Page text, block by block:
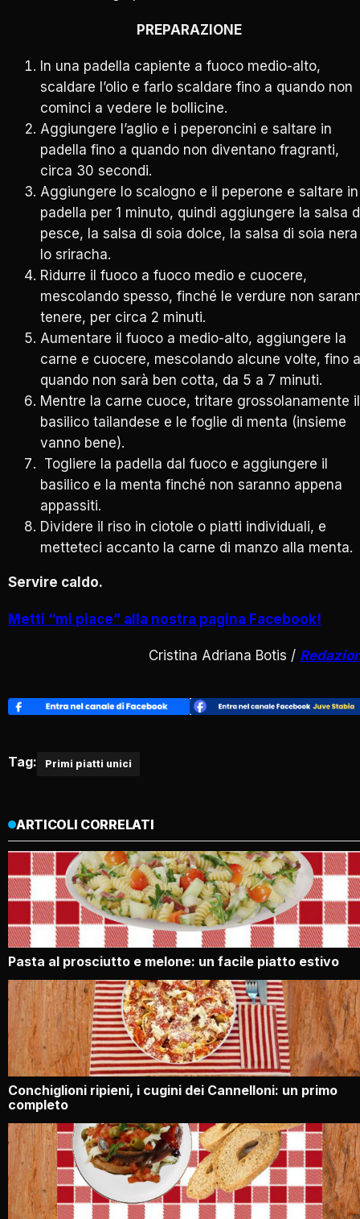
PREPARAZIONE
In una padella capiente a fuoco medio-alto,
scaldare l’olio e farlo scaldare fino a quando non
cominci a vedere le bollicine.
Aggiungere l’aglio e i peperoncini e saltare in
padella fino a quando non diventano fragranti,
circa 30 secondi.
Aggiungere lo scalogno e il peperone e saltare in
padella per 1 minuto, quindi aggiungere la salsa
pesce, la salsa di soia dolce, la salsa di soia
lo sriracha.
Ridurre il fuoco a fuoco medio e cuocere,
mescolando spesso, finché le verdure non
tenere, per circa 2 minuti.
Aumentare il fuoco a medio-alto, aggiungere la
carne e cuocere, mescolando alcune volte, fino a
quando non sarà ben cotta, da 5 a 7 minuti.
Mentre la carne cuoce, tritare grossolanamente il
basilico tailandese e le foglie di menta (insieme
vanno bene).
Togliere la padella dal fuoco e aggiungere il
basilico e la menta finché non saranno appena
appassiti.
Dividere il riso in ciotole o piatti individuali, e
metteteci accanto la carne di manzo alla menta.
Servire caldo.
Metti “mi piace” alla nostra pagina Facebook!
Cristina Adriana Botis /
Tag: Primi piatti unici
ARTICOLI CORRELATI
Pasta al prosciutto e melone: un facile piatto estivo
Conchiglioni ripieni, i cugini dei Cannelloni: un primo
completo